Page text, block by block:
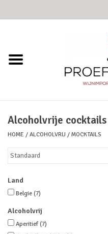
Cider
Azijnen
Vins Nature
Alcoholvrije cocktails
HOME / ALCOHOLVRIJ / MOCKTAILS
Land
Belgie (7)
Alcoholvrij
Aperitief(7)